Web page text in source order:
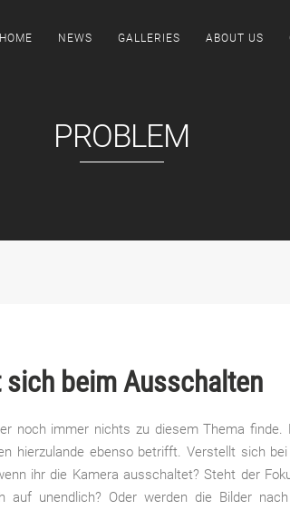
HOME NEWS GALLERIES ABOUT US
PROBLEM
beim Ausschalten
noch immer nichts zu diesem Thema finde.
hierzulande ebenso betrifft. Verstellt sich
ihr die Kamera ausschaltet? Steht der
unendlich? Oder werden die Bilder